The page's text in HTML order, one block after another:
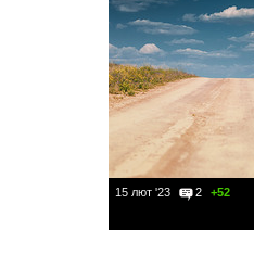
15 лют '23 2 +52